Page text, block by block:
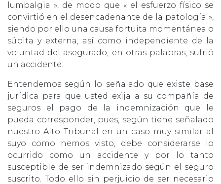
lumbalgia », de modo que « el esfuerzo físico se
convirtió en el desencadenante de la patología »,
siendo por ello una causa fortuita momentánea o
súbita y externa, así como independiente de la
voluntad del asegurado, en otras palabras, sufrió
un accidente.
Entendemos según lo señalado que existe base
jurídica para que usted exija a su compañía de
seguros el pago de la indemnización que le
pueda corresponder, pues, según tiene señalado
nuestro Alto Tribunal en un caso muy similar al
suyo como hemos visto, debe considerarse lo
ocurrido como un accidente y por lo tanto
susceptible de ser indemnizado según el seguro
suscrito. Todo ello sin perjuicio de ser necesario